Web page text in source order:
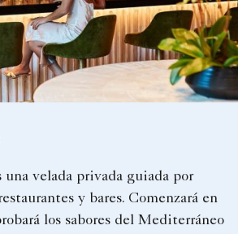
una velada privada guiada por
y bares. Comenzará en
los sabores del Mediterráneo